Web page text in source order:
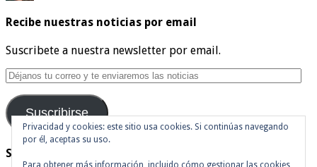
Recibe nuestras noticias por email
Suscribete a nuestra newsletter por email.
Déjanos
correo
y
te
enviaremos
las
Suscribirse
Síguenos en Twitter
Privacidad y cookies: este sitio usa cookies. Si continúas navegando
por él, aceptas su uso.
Para obtener más información, incluido cómo gestionar las cookies,